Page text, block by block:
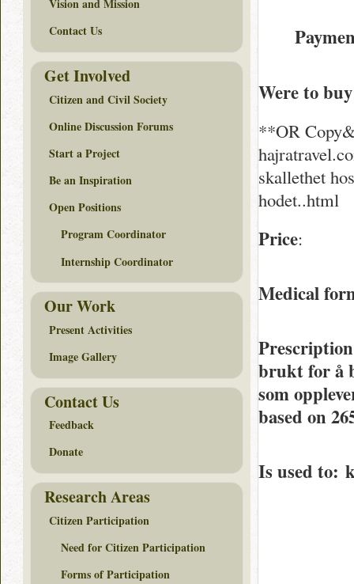
Were to buy
**OR
skallethet
hodet..html
Price:
Medical
brukt for å
som
based on
Is used to:
Vision and Mission
Contact Us
Get Involved
Citizen and Civil Society
Online Discussion Forums
Start a Project
Be an Inspiration
Open Positions
Program Coordinator
Internship Coordinator
Our Work
Present Activities
Image Gallery
Contact Us
Feedback
Donate
Research Areas
Citizen Participation
Need for Citizen Participation
Forms of Participation